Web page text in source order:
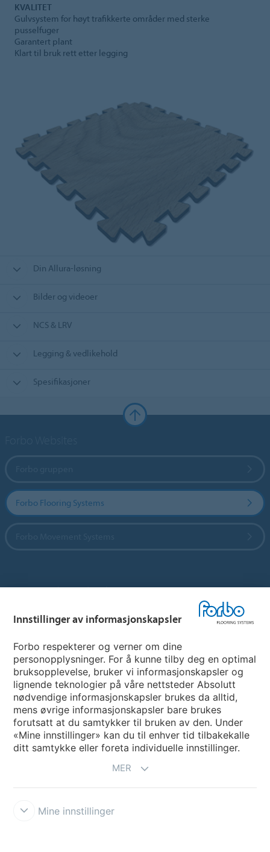
KVALITET
Gulvsystem for høyt trafikkerte områder med sterke
pusselfuger
Garantert plant
Klart til bruk rett etter legging
Din Allura-løsning
Bilder og videoer
NCS & LRV
Legging & vedlikehold
Spesifikasjoner
Forbo Flooring Systems
Hjemmeside per land
Velg land
My Forbo
INFORMASJON COVID-19
Support - Ansvarsfraskrivelse
Innstillinger av informasjonskapsler
Forbo respekterer og verner om dine
personopplysninger. For å kunne tilby deg en optimal
bruksopplevelse, bruker vi informasjonskapsler og
lignende teknologier på våre nettsteder Absolutt
nødvendige informasjonskapsler brukes da alltid,
mens øvrige informasjonskapsler bare brukes
forutsatt at du samtykker til bruken av den. Under
«Mine innstillinger» kan du til enhver tid tilbakekalle
ditt samtykke eller foreta individuelle innstillinger.
MER
Mine innstillinger